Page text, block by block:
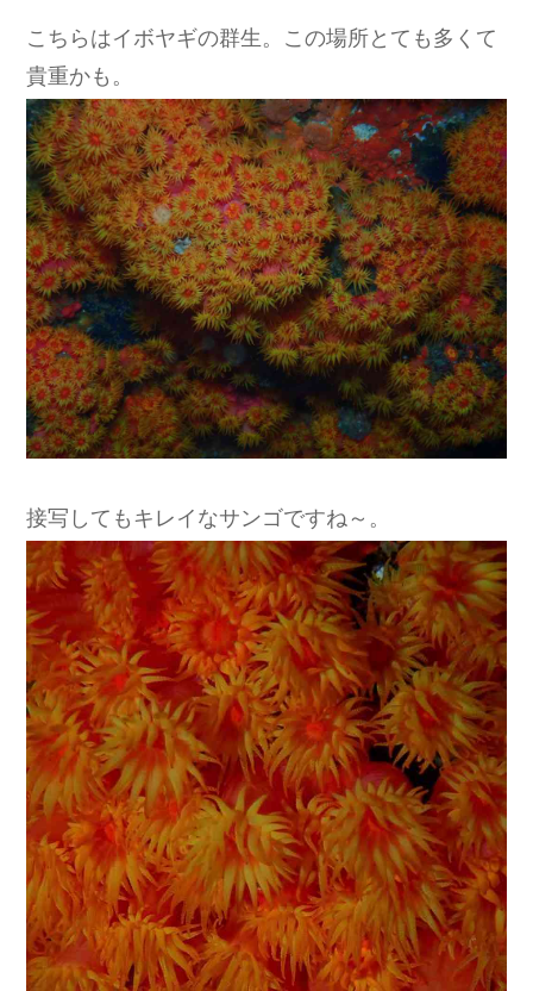
こちらはイボヤギの群生。この場所とても多くて
貴重かも。
接写してもキレイなサンゴですね～。